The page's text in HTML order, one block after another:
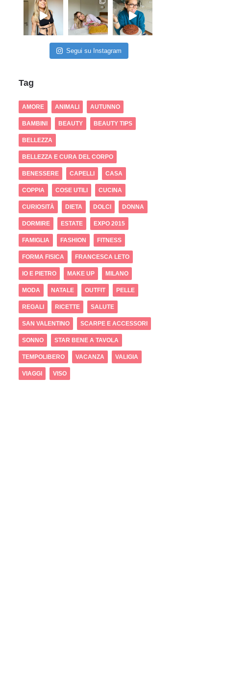
Segui su Instagram
Tag
AMORE ANIMALI AUTUNNO
BAMBINI BEAUTY BEAUTY TIPS
BELLEZZA
BELLEZZA E CURA DEL CORPO
BENESSERE CAPELLI CASA
COPPIA COSE UTILI CUCINA
CURIOSITÀ DIETA DOLCI DONNA
DORMIRE ESTATE EXPO 2015
FAMIGLIA FASHION FITNESS
FORMA FISICA FRANCESCA LETO
IO E PIETRO MAKE UP MILANO
MODA NATALE OUTFIT PELLE
REGALI RICETTE SALUTE
SAN VALENTINO SCARPE E ACCESSORI
SONNO STAR BENE A TAVOLA
TEMPOLIBERO VACANZA VALIGIA
VIAGGI VISO